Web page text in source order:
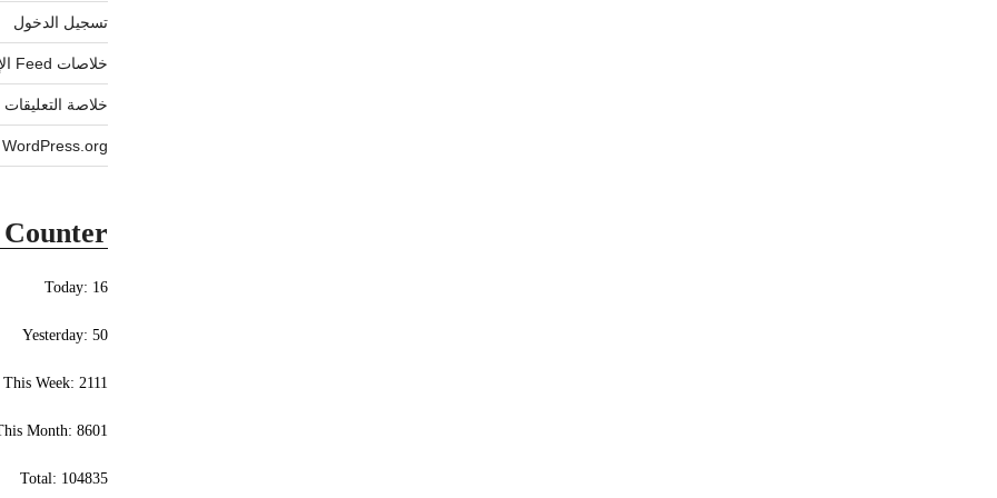
تسجيل الدخول
خلاصات Feed الإدخالات
خلاصة التعليقات
WordPress.org
Today: 16
Yesterday: 50
This Week: 2111
Month: 8601
Total: 104835